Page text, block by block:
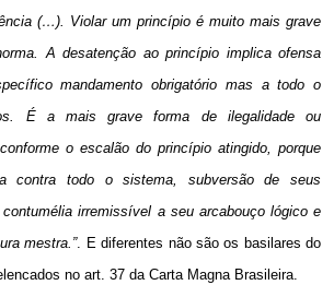
(…). Violar um princípio é muito mais grave
A desatenção ao princípio implica ofensa
mandamento obrigatório mas a todo o
É a mais grave forma de ilegalidade ou
o escalão do princípio atingido, porque
contra todo o sistema, subversão de seus
irremissível a seu arcabouço lógico e
mestra.”. E diferentes não são os basilares do
no art. 37 da Carta Magna Brasileira.